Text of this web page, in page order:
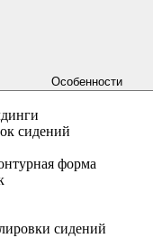
Особенности
сидений
форма
сидений